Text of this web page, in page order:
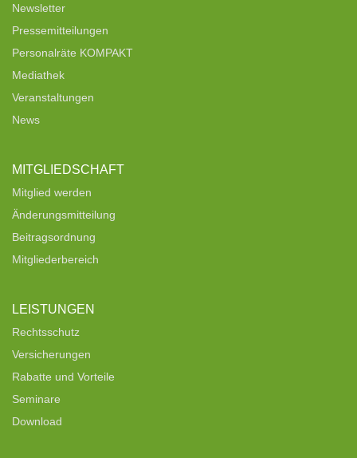
Newsletter
Pressemitteilungen
Personalräte KOMPAKT
Mediathek
Veranstaltungen
News
MITGLIEDSCHAFT
Mitglied werden
Änderungsmitteilung
Beitragsordnung
Mitgliederbereich
LEISTUNGEN
Rechtsschutz
Versicherungen
Rabatte und Vorteile
Seminare
Download